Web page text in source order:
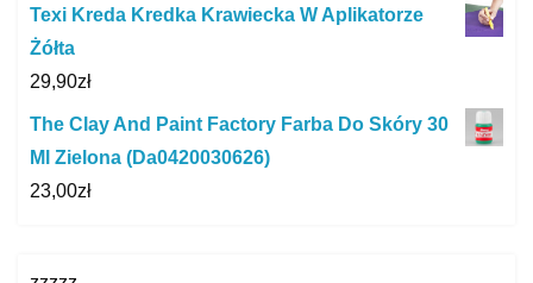
Texi Kreda Kredka Krawiecka W Aplikatorze
Żółta
29,90zł
The Clay And Paint Factory Farba Do Skóry 30
Ml Zielona (Da0420030626)
23,00zł